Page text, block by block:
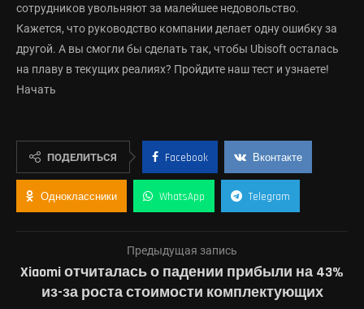
сотрудников увольняют за малейшее недовольство.
Кажется, что руководство компании делает одну ошибку за
другой. А вы смогли бы сделать так, чтобы Ubisoft осталась
на плаву в текущих реалиях? Пройдите наш тест и узнаете!
Начать
ПОДЕЛИТЬСЯ Facebook Вконтакте
Одноклассники WhatsApp Telegram
Предыдущая запись
Xiaomi отчиталась о падении прибыли на 43%
из-за роста стоимости комплектующих